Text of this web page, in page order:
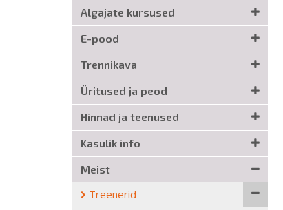
Algajate kursused
E-pood
Trennikava
Üritused ja peod
Hinnad ja teenused
Kasulik info
Meist
Treenerid